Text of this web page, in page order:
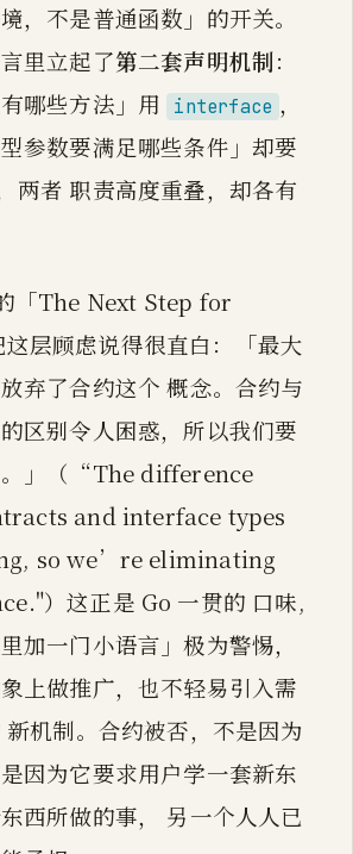
，不是普通函数」的开关。
里立起了第二套声明机制：
哪些方法」用 interface ，
参数要满足哪些条件」却要
两者 职责高度重叠，却各有
「The Next Step for
层顾虑说得很直白：「最大
弃了合约这个 概念。合约与
区别令人困惑，所以我们要
。」（“The difference
and interface types
so we’re eliminating
）这正是 Go 一贯的 口味,
加一门小语言」极为警惕，
上做推广，也不轻易引入需
机制。合约被否，不是因为
因为它要求用户学一套新东
西所做的事， 另一个人人已